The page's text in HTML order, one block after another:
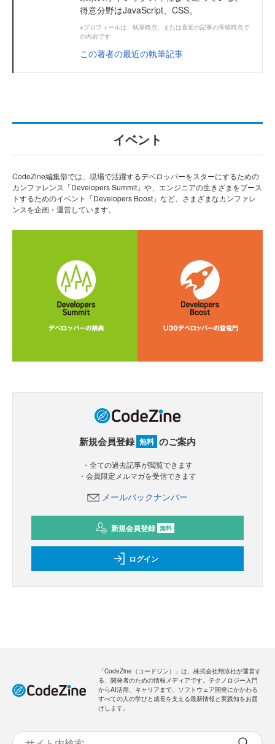
得意分野はJavaScript、CSS。
※プロフィールは、執筆時点、または直近の記事の寄稿時点で
の内容です
この著者の最近の執筆記事
イベント
CodeZine編集部では、現場で活躍するデベロッパーをスターにするための
カンファレンス「Developers Summit」や、エンジニアの生きざまをブース
トするためのイベント「Developers Boost」など、さまざまなカンファレ
ンスを企画・運営しています。
新規会員登録 無料 のご案内
・全ての過去記事が閲覧できます
・会員限定メルマガを受信できます
メールバックナンバー
新規会員登録 無料
ログイン
「CodeZine（コードジン）」は、株式会社翔泳社が運営す
る、開発者のための情報メディアです。テクノロジー入門
からAI活用、キャリアまで、ソフトウェア開発にかかわる
すべての人の学びと成長を支える最新情報と実践知をお届
けします。